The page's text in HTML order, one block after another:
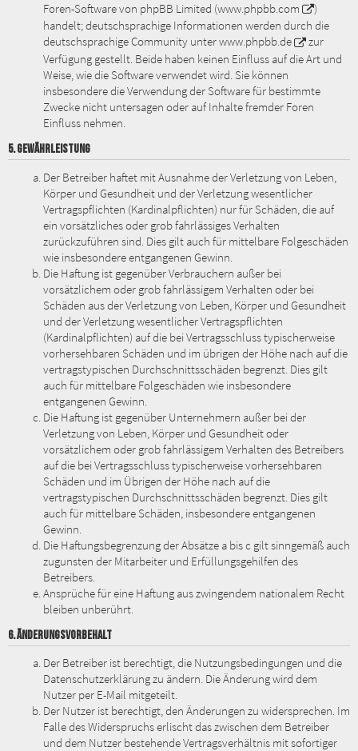
Foren-Software von phpBB Limited (www.phpbb.com
)
handelt; deutschsprachige Informationen werden durch die
deutschsprachige Community unterwww.phpbb.de
zur
Verfügung gestellt. Beide haben keinen Einfluss auf die Art und
Weise, wie die Software verwendet wird. Sie können
insbesondere die Verwendung der Software für bestimmte
Zwecke nicht untersagen oder auf Inhalte fremder Foren
Einfluss nehmen.
5. GEWÄHRLEISTUNG
Der Betreiber haftet mit Ausnahme der Verletzung von Leben,
Körper und Gesundheit und der Verletzung wesentlicher
Vertragspflichten (Kardinalpflichten) nur für Schäden, die auf
ein vorsätzliches oder grob fahrlässiges Verhalten
zurückzuführen sind. Dies gilt auch für mittelbare Folgeschäden
wie insbesondere entgangenen Gewinn.
Die Haftung ist gegenüber Verbrauchern außer bei
vorsätzlichem oder grob fahrlässigem Verhalten oder bei
Schäden aus der Verletzung von Leben, Körper und Gesundheit
und der Verletzung wesentlicher Vertragspflichten
(Kardinalpflichten) auf die bei Vertragsschluss typischerweise
vorhersehbaren Schäden und im übrigen der Höhe nach auf die
vertragstypischen Durchschnittsschäden begrenzt. Dies gilt
auch für mittelbare Folgeschäden wie insbesondere
entgangenen Gewinn.
Die Haftung ist gegenüber Unternehmern außer bei der
Verletzung von Leben, Körper und Gesundheit oder
vorsätzlichem oder grob fahrlässigem Verhalten des Betreibers
auf die bei Vertragsschluss typischerweise vorhersehbaren
Schäden und im Übrigen der Höhe nach auf die
vertragstypischen Durchschnittsschäden begrenzt. Dies gilt
auch für mittelbare Schäden, insbesondere entgangenen
Gewinn.
Die Haftungsbegrenzung der Absätze a bis c gilt sinngemäß auch
zugunsten der Mitarbeiter und Erfüllungsgehilfen des
Betreibers.
Ansprüche für eine Haftung aus zwingendem nationalem Recht
bleiben unberührt.
6. ÄNDERUNGSVORBEHALT
Der Betreiber ist berechtigt, die Nutzungsbedingungen und die
Datenschutzerklärung zu ändern. Die Änderung wird dem
Nutzer per E-Mail mitgeteilt.
Der Nutzer ist berechtigt, den Änderungen zu widersprechen. Im
Falle des Widerspruchs erlischt das zwischen dem Betreiber
und dem Nutzer bestehende Vertragsverhältnis mit sofortiger